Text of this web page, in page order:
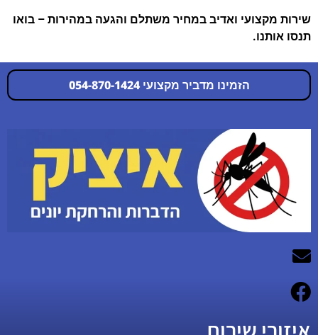
שירות מקצועי ואדיב במחיר משתלם והגעה במהירות – בואו
תנסו אותנו.
הזמינו מדביר מקצועי 054-870-1424
054-870-1424